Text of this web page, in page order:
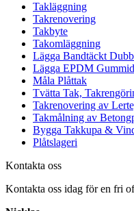
Takläggning
Takrenovering
Takbyte
Takomläggning
Lägga Bandtäckt
Lägga EPDM
Måla Plåttak
Tvätta Tak,
Takrenovering av
Takmålning av
Bygga Takkupa &
Plåtslageri
Kontakta oss
Kontakta oss idag för en fri